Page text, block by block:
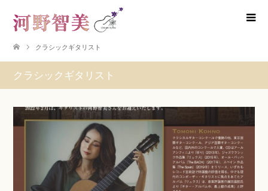
クラシックギタリスト
クラシックギタリスト